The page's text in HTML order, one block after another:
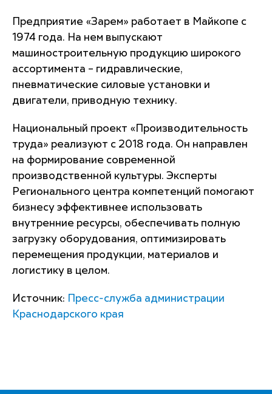
Предприятие «Зарем» работает в Майкопе с
1974 года. На нем выпускают
машиностроительную продукцию широкого
ассортимента – гидравлические,
пневматические силовые установки и
двигатели, приводную технику.
Национальный проект «Производительность
труда» реализуют с 2018 года. Он направлен
на формирование современной
производственной культуры. Эксперты
Регионального центра компетенций помогают
бизнесу эффективнее использовать
внутренние ресурсы, обеспечивать полную
загрузку оборудования, оптимизировать
перемещения продукции, материалов и
логистику в целом.
Источник:
Пресс-служба администрации
Краснодарского края